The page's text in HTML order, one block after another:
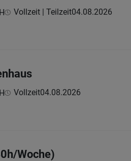
Vollzeit | Teilzeit04.08.2026
Vollzeit04.08.2026
Woche)